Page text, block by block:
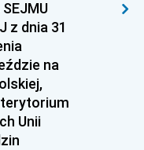
z dnia 31
na
Unii